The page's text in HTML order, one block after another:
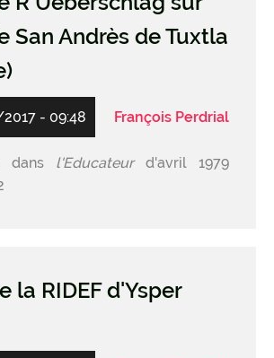
San Andrès de Tuxtla
- 09:48 François Perdrial
dans l'Educateurd'avril 1979
la RIDEF d'Ysper